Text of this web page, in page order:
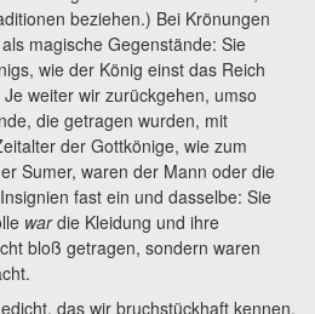
beziehen.) Bei Krönungen
magische Gegenstände: Sie
wie der König einst das Reich
weiter wir zurückgehen, umso
die getragen wurden, mit
der Gottkönige, wie zum
Sumer, waren der Mann oder die
fast ein und dasselbe: Sie
wardie Kleidung und ihre
bloß getragen, sondern waren
das wir bruchstückhaft kennen,